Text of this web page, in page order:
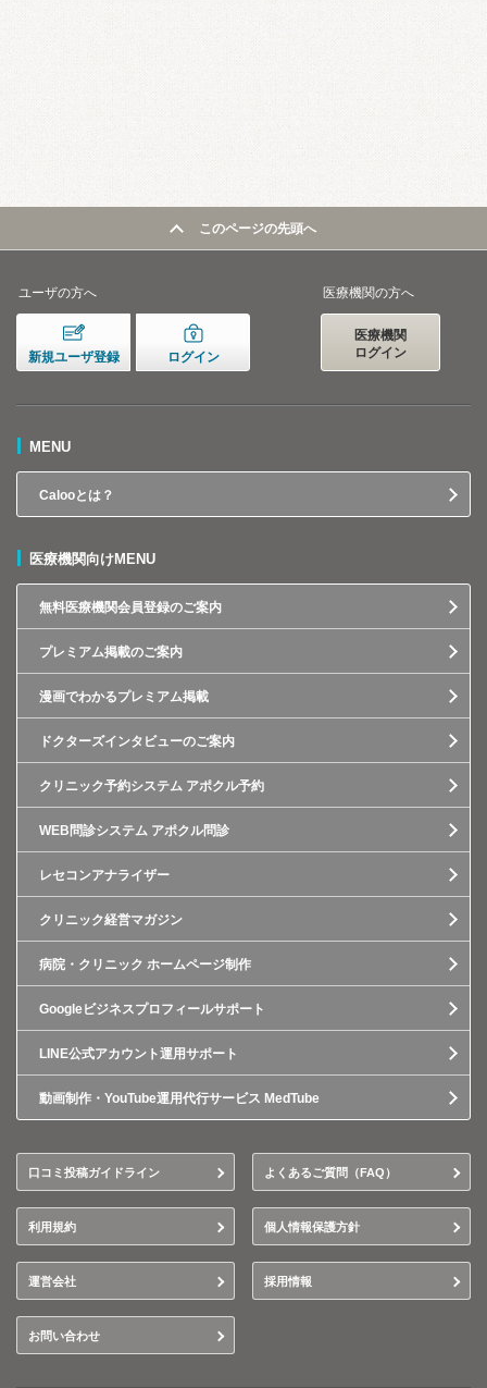
このページの先頭へ
ユーザの方へ
新規ユーザ登録 ログイン
医療機関の方へ
医療機関
ログイン
MENU
Calooとは？
医療機関向けMENU
無料医療機関会員登録のご案内
プレミアム掲載のご案内
漫画でわかるプレミアム掲載
ドクターズインタビューのご案内
クリニック予約システム アポクル予約
WEB問診システム アポクル問診
レセコンアナライザー
クリニック経営マガジン
病院・クリニック ホームページ制作
Googleビジネスプロフィールサポート
LINE公式アカウント運用サポート
動画制作・YouTube運用代行サービス MedTube
口コミ投稿ガイドライン よくあるご質問（FAQ）
利用規約 個人情報保護方針
運営会社 採用情報
お問い合わせ